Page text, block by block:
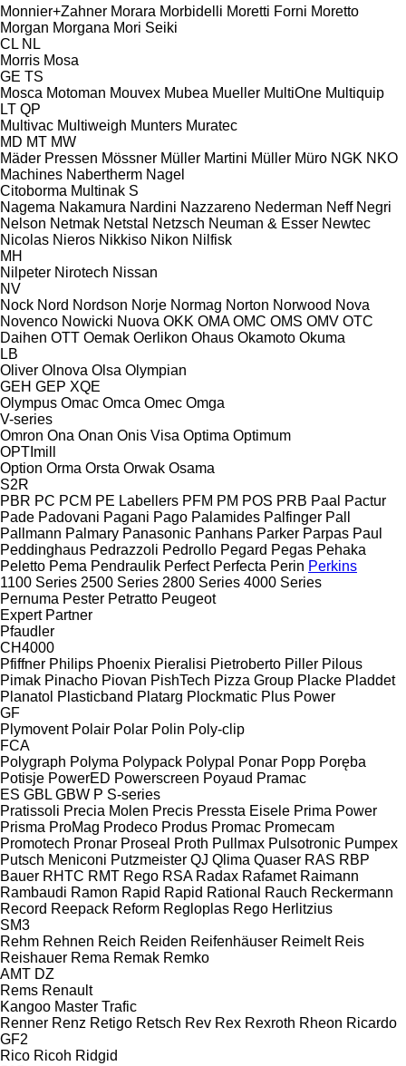
Monnier+Zahner Morara Morbidelli Moretti Forni Moretto
Morgan Morgana Mori Seiki
CL NL
Morris Mosa
GE TS
Mosca Motoman Mouvex Mubea Mueller MultiOne Multiquip
LT QP
Multivac Multiweigh Munters Muratec
MD MT MW
Mäder Pressen Mössner Müller Martini Müller Müro NGK NKO
Machines Nabertherm Nagel
Citoborma Multinak S
Nagema Nakamura Nardini Nazzareno Nederman Neff Negri
Nelson Netmak Netstal Netzsch Neuman & Esser Newtec
Nicolas Nieros Nikkiso Nikon Nilfisk
MH
Nilpeter Nirotech Nissan
NV
Nock Nord Nordson Norje Normag Norton Norwood Nova
Novenco Nowicki Nuova OKK OMA OMC OMS OMV OTC
Daihen OTT Oemak Oerlikon Ohaus Okamoto Okuma
LB
Oliver Olnova Olsa Olympian
GEH GEP XQE
Olympus Omac Omca Omec Omga
V-series
Omron Ona Onan Onis Visa Optima Optimum
OPTImill
Option Orma Orsta Orwak Osama
S2R
PBR PC PCM PE Labellers PFM PM POS PRB Paal
Pactur
Pade Padovani Pagani Pago Palamides Palfinger Pall
Pallmann Palmary Panasonic Panhans Parker Parpas Paul
Peddinghaus Pedrazzoli Pedrollo Pegard Pegas Pehaka
Peletto Pema Pendraulik Perfect Perfecta Perin Perkins
1100 Series 2500 Series 2800 Series 4000 Series
Pernuma Pester Petratto Peugeot
Expert Partner
Pfaudler
CH4000
Pfiffner Philips Phoenix Pieralisi Pietroberto Piller Pilous
Pimak Pinacho Piovan PishTech Pizza Group Placke Pladdet
Planatol Plasticband Platarg Plockmatic Plus Power
GF
Plymovent Polair Polar Polin Poly-clip
FCA
Polygraph Polyma Polypack Polypal Ponar Popp Poręba
Potisje PowerED Powerscreen Poyaud Pramac
ES GBL GBW P S-series
Pratissoli Precia Molen Precis Pressta Eisele Prima Power
Prisma ProMag Prodeco Produs Promac Promecam
Promotech Pronar Proseal Proth Pullmax Pulsotronic Pumpex
Putsch Meniconi Putzmeister QJ Qlima Quaser RAS RBP
Bauer RHTC RMT Rego RSA Radax Rafamet Raimann
Rambaudi Ramon Rapid Rapid Rational Rauch Reckermann
Record Reepack Reform Regloplas Rego Herlitzius
SM3
Rehm Rehnen Reich Reiden Reifenhäuser Reimelt Reis
Reishauer Rema Remak Remko
AMT DZ
Rems Renault
Kangoo Master Trafic
Renner Renz Retigo Retsch Rev Rex Rexroth Rheon Ricardo
GF2
Rico Ricoh Ridgid